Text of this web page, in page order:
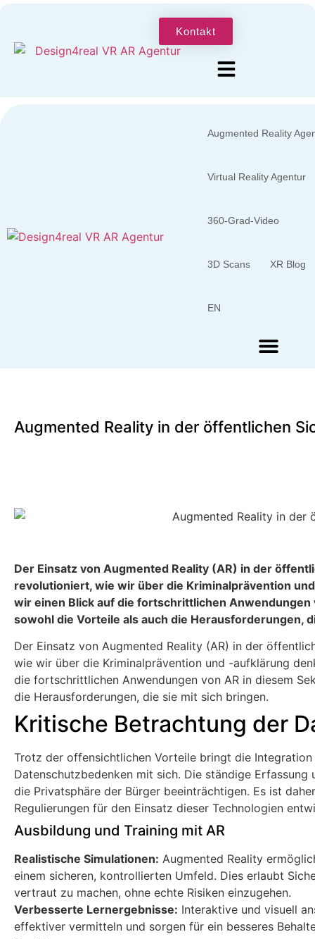
Kontakt
Augmented Reality
Virtual Reality Agentur
360-Grad-Video
3D Scans XR Blog
EN
Augmented Reality in der öffentlichen
Der Einsatz von Augmented Reality (AR) in der
revolutioniert, wie wir über die Kriminalprävention
wir einen Blick auf die fortschrittlichen Anwendungen
sowohl die Vorteile als auch die Herausforderungen,
Der Einsatz von Augmented Reality (AR) in der
wie wir über die Kriminalprävention und -aufklärung
die fortschrittlichen Anwendungen von AR in diesem
die Herausforderungen, die sie mit sich bringen.
Kritische Betrachtung der
Trotz der offensichtlichen Vorteile bringt die
Datenschutzbedenken mit sich. Die ständige
die Privatsphäre der Bürger beeinträchtigen. Es ist
Regulierungen für den Einsatz dieser Technologien
Ausbildung und Training mit AR
Realistische Simulationen: Augmented Reality
einem sicheren, kontrollierten Umfeld. Dies erlaubt
vertraut zu machen, ohne echte Risiken einzugehen.
Verbesserte Lernergebnisse: Interaktive und visuell
effektiver vermitteln und sorgen für ein besseres